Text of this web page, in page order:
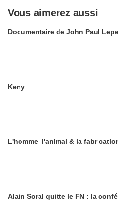
Vous aimerez aussi
Documentaire de John Paul
Keny
L'homme, l'animal & la
Alain Soral quitte le FN : la